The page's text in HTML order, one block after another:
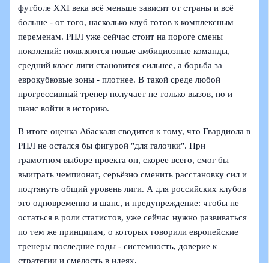
футболе XXI века всё меньше зависит от страны и всё
больше - от того, насколько клуб готов к комплексным
переменам. РПЛ уже сейчас стоит на пороге смены
поколений: появляются новые амбициозные команды,
средний класс лиги становится сильнее, а борьба за
еврокубковые зоны - плотнее. В такой среде любой
прогрессивный тренер получает не только вызов, но и
шанс войти в историю.
В итоге оценка Абаскаля сводится к тому, что Гвардиола в
РПЛ не остался бы фигурой "для галочки". При
грамотном выборе проекта он, скорее всего, смог бы
выиграть чемпионат, серьёзно сменить расстановку сил и
подтянуть общий уровень лиги. А для российских клубов
это одновременно и шанс, и предупреждение: чтобы не
остаться в роли статистов, уже сейчас нужно развиваться
по тем же принципам, о которых говорили европейские
тренеры последние годы - системность, доверие к
стратегии и смелость в идеях.